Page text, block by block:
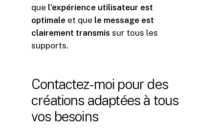
que l’expérience utilisateur est
optimale et que le message est
clairement transmis sur tous les
supports.
Contactez-moi pour des
créations adaptées à tous
vos besoins